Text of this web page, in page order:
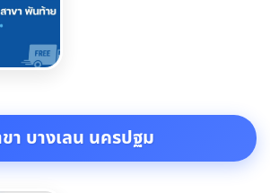
า บางเลน นครปฐม